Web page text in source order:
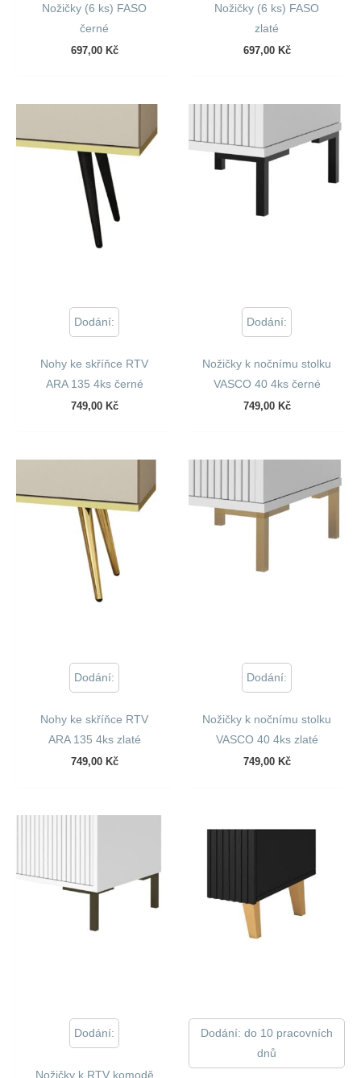
Nožičky (6 ks) FASO
černé
697,00 Kč
Nožičky (6 ks) FASO
zlaté
697,00 Kč
Dodání:
Nohy ke skříňce RTV
ARA 135 4ks černé
749,00 Kč
Dodání:
Nožičky k nočnímu stolku
VASCO 40 4ks černé
749,00 Kč
Dodání:
Nohy ke skříňce RTV
ARA 135 4ks zlaté
749,00 Kč
Dodání:
Nožičky k nočnímu stolku
VASCO 40 4ks zlaté
749,00 Kč
Dodání:
Nožičky k RTV komodě
Dodání: do 10 pracovních
dnů